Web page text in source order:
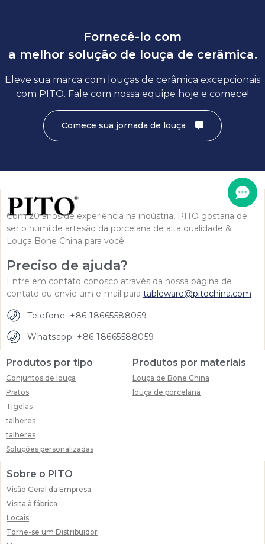
Fornecê-lo com
a melhor solução de louça de cerâmica.
Eleve sua marca com louças de cerâmica excepcionais
com PITO. Fale com nossa equipe hoje e comece!
Comece sua jornada de louça
Com 20 anos de experiência na indústria, PITO gostaria de
ser o humilde artesão da porcelana de alta qualidade &
Louça Bone China para você.
Preciso de ajuda?
Entre em contato conosco através da nossa página de
contato ou envie um e-mail para tableware@pitochina.com
Telefone: +86 18665588059
Whatsapp: +86 18665588059
Produtos por tipo
Conjuntos de louça
Pratos
Tigelas
talheres
talheres
Soluções personalizadas
Produtos por materiais
Louça de Bone China
louça de porcelana
Sobre o PITO
Visão Geral da Empresa
Visita à fábrica
Locais
Torne-se um Distribuidor